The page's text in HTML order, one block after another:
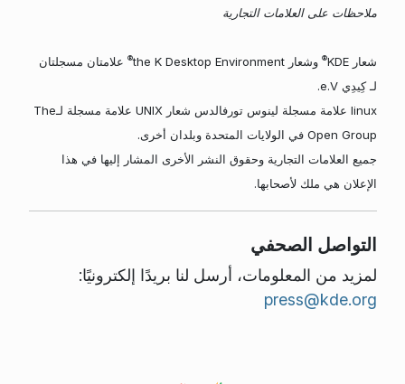
ملاحظات على العلامات التجارية
شعار KDE ® وشعار the K Desktop Environment ® علامتان مسجلتان
لـ كِيدِي e.V.
linux علامة مسجلة لينوس تورفالدس شعار UNIX علامة مسجلة لـThe
Open Group في الولايات المتحدة وبلدان أخرى.
جميع العلامات التجارية وحقوق النشر الأخرى المشار إليها في هذا
الإعلان هي ملك لأصحابها.
التواصل الصحفي
لمزيد من المعلومات، أرسل لنا بريدًا إلكترونيًا:
press@kde.org